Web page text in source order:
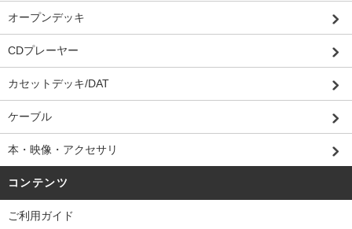
オープンデッキ
CDプレーヤー
カセットデッキ/DAT
ケーブル
本・映像・アクセサリ
コンテンツ
ご利用ガイド